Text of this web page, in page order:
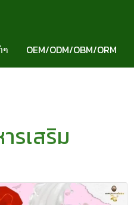
OEM/ODM/OBM/ORM
รเสริม